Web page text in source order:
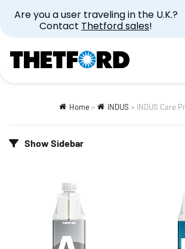
Home> iNDUS > iNDUS Care
Show Sidebar
Are you a user traveling in the U.K.?
Contact Thetford sales!